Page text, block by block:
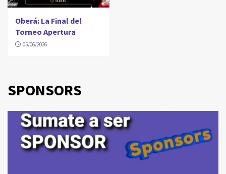
Oberá: La Final del
Torneo Apertura
05/06/2026
SPONSORS